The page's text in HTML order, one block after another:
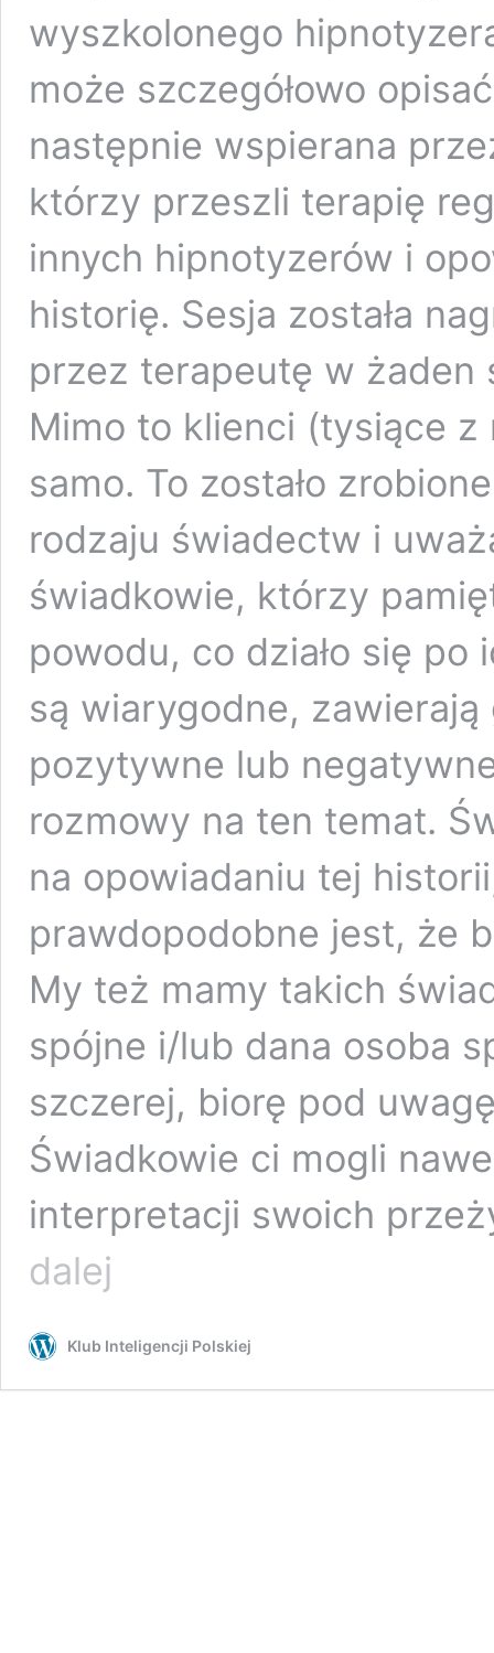
wyszkolonego
może szczegółowo
następnie wspierana
którzy przeszli terapię
innych hipnotyzerów i
historię. Sesja została
przez terapeutę w żaden
Mimo to klienci (tysiące
samo. To zostało
rodzaju świadectw i
świadkowie, którzy
powodu, co działo się
są wiarygodne,
pozytywne lub
rozmowy na ten temat.
na opowiadaniu tej
prawdopodobne jest, że
My też mamy takich
spójne i/lub dana osoba
szczerej, biorę pod
Świadkowie ci mogli
interpretacji swoich
dalej
6:
ŚWIATŁO
Klub Inteligencji Polskiej